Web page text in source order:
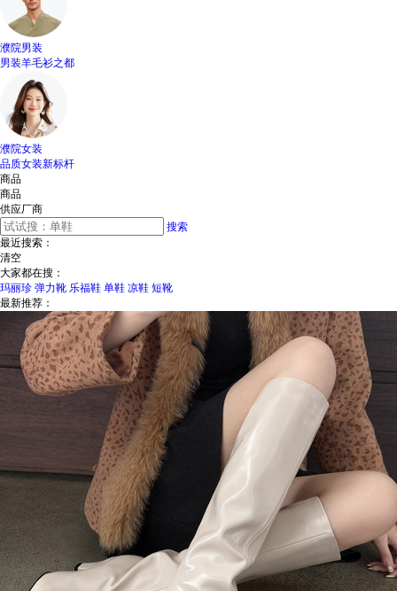
濮院男装
男装羊毛衫之都
濮院女装
品质女装新标杆
商品
商品
供应厂商
搜索
最近搜索：
清空
大家都在搜：
玛丽珍 弹力靴 乐福鞋 单鞋 凉鞋 短靴
最新推荐：